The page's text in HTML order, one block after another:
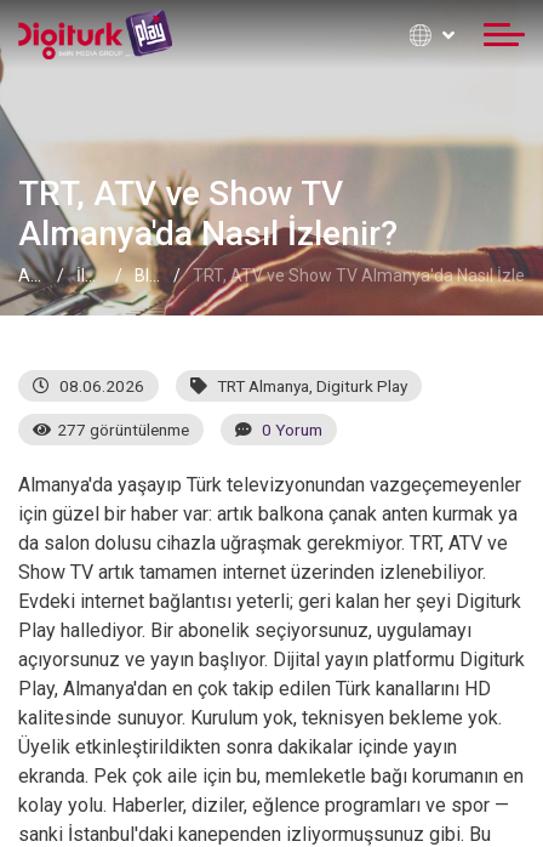
TRT, ATV ve Show TV
Almanya'da Nasıl İzlenir?
Anasayfa İletişim Formu Blog TRT, ATV ve Show TV Almanya'da Nasıl
08.06.2026 TRT Almanya Digiturk Play
277 görüntülenme 0 Yorum
Almanya'da yaşayıp Türk televizyonundan vazgeçemeyenler
için güzel bir haber var: artık balkona çanak anten kurmak ya
da salon dolusu cihazla uğraşmak gerekmiyor. TRT, ATV ve
Show TV artık tamamen internet üzerinden izlenebiliyor.
Evdeki internet bağlantısı yeterli; geri kalan her şeyi Digiturk
Play hallediyor. Bir abonelik seçiyorsunuz, uygulamayı
açıyorsunuz ve yayın başlıyor. Dijital yayın platformu Digiturk
Play, Almanya'dan en çok takip edilen Türk kanallarını HD
kalitesinde sunuyor. Kurulum yok, teknisyen bekleme yok.
Üyelik etkinleştirildikten sonra dakikalar içinde yayın
ekranda. Pek çok aile için bu, memleketle bağı korumanın en
kolay yolu. Haberler, diziler, eğlence programları ve spor —
sanki İstanbul'daki kanependen izliyormuşsunuz gibi. Bu